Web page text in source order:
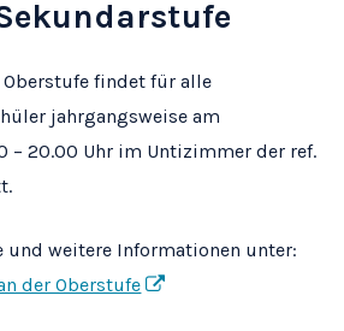
findet für alle
jahrgangsweise am
– 20.00 Uhr im Untizimmer der ref.
und weitere Informationen unter:
der Oberstufe